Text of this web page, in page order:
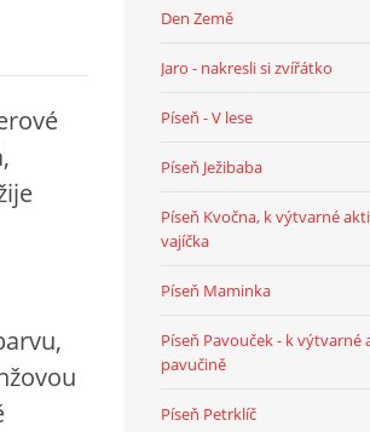
Den Země
Jaro - nakresli si zvířátko
Píseň - V lese
Píseň Ježibaba
Píseň Kvočna, k výtvarné
vajíčka
Píseň Maminka
Píseň Pavouček - k výtvarné
pavučině
Píseň Petrklíč